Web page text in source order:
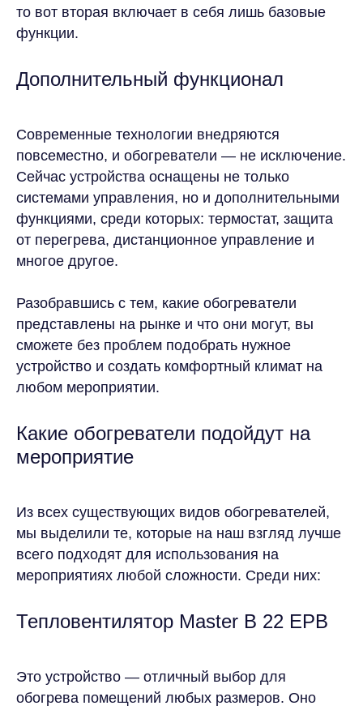
то вот вторая включает в себя лишь базовые
функции.
Дополнительный функционал
Современные технологии внедряются
повсеместно, и обогреватели — не исключение.
Сейчас устройства оснащены не только
системами управления, но и дополнительными
функциями, среди которых: термостат, защита
от перегрева, дистанционное управление и
многое другое.
Разобравшись с тем, какие обогреватели
представлены на рынке и что они могут, вы
сможете без проблем подобрать нужное
устройство и создать комфортный климат на
любом мероприятии.
Какие обогреватели подойдут на
мероприятие
Из всех существующих видов обогревателей,
мы выделили те, которые на наш взгляд лучше
всего подходят для использования на
мероприятиях любой сложности. Среди них:
Тепловентилятор Master B 22 EPB
Это устройство — отличный выбор для
обогрева помещений любых размеров. Оно
Закажите расчёт аренды
Оставьте заявку, и мы подберем решение,
+7
ОСТАВИТЬ ЗАЯВКУ
+7 (916) 666-80-01
Московская область,
Химки, ул. Заводская, 10Б